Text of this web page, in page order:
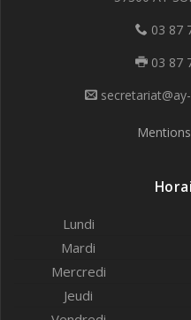
03 87
03 87
Lundi
Mardi
Mercredi
Jeudi